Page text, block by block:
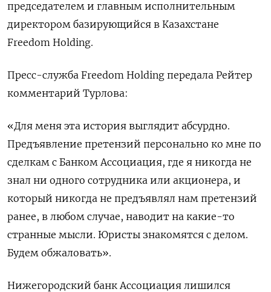
председателем и главным исполнительным
директором базирующийся в Казахстане
Freedom Holding.
Пресс-служба Freedom Holding передала Рейтер
комментарий Турлова:
«Для меня эта история выглядит абсурдно.
Предъявление претензий персонально ко мне по
сделкам с Банком Ассоциация, где я никогда не
знал ни одного сотрудника или акционера, и
который никогда не предъявлял нам претензий
ранее, в любом случае, наводит на какие-то
странные мысли. Юристы знакомятся с делом.
Будем обжаловать».
Нижегородский банк Ассоциация лишился